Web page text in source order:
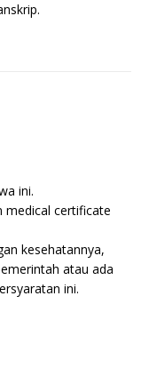
ini.
medical certificate
kesehatannya,
atau ada
ini.